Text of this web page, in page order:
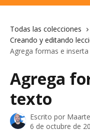
Todas las colecciones
Creando y editando
Agrega formas e
Agrega
texto
Escrito por
6 de octubre de